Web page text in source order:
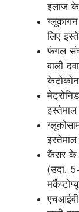
इलाज के
लिए
फंगल
वाली
कैंसर के
(उदा. 5-